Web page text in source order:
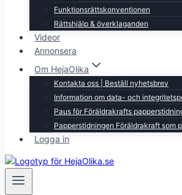
Funktionsrättskonventionen
Rättshjälp & överklaganden
Videor
Annonsera
Om HejaOlika
Kontakta oss | Beställ nyhetsbrev
Information om data- och
Paus för Föräldrakrafts
Papperstidningen Föräldrakraft som
Logga in